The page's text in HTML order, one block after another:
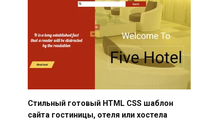
Стильный готовый HTML CSS шаблон
сайта гостиницы, отеля или хостела